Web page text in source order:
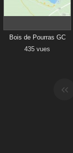
Bois de Pourras GC
435 vues